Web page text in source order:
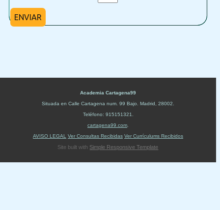
ENVIAR
Academia Cartagena99
Situada en Calle Cartagena num. 99 Bajo Madrid 28002
Teléfono: 915151321
cartagena99.com
AVISO LEGAL
Ver Consultas Recibidas Ver Currículums Recibidos
Site built with Simple Responsive Template